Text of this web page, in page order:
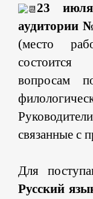
23
аудитории
(место
вопросам
связанные с
Для
Русский